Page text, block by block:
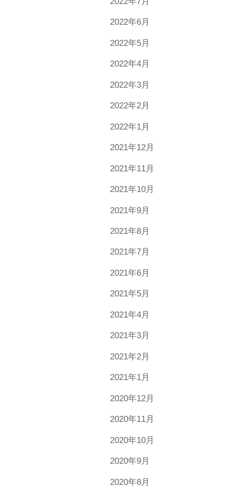
2022年6月
2022年5月
2022年4月
2022年3月
2022年2月
2022年1月
2021年12月
2021年11月
2021年10月
2021年9月
2021年8月
2021年7月
2021年6月
2021年5月
2021年4月
2021年3月
2021年2月
2021年1月
2020年12月
2020年11月
2020年10月
2020年9月
2020年8月